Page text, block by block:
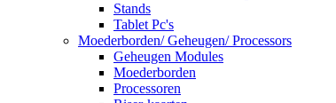
Stands
Tablet Pc's
Moederborden/ Geheugen/ Processors
Geheugen Modules
Moederborden
Processoren